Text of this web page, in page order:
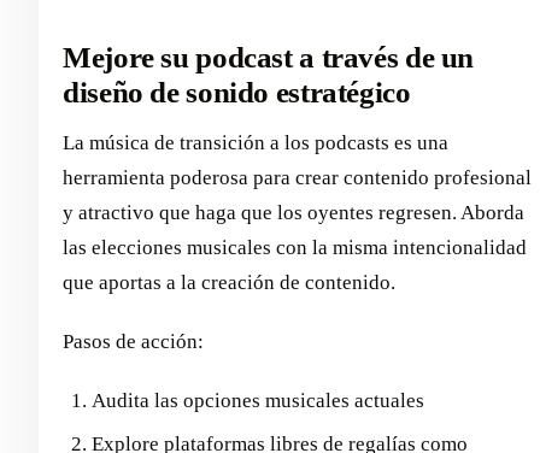
Mejore su podcast a través de un
diseño de sonido estratégico
La música de transición a los podcasts es una
herramienta poderosa para crear contenido profesional
y atractivo que haga que los oyentes regresen. Aborda
las elecciones musicales con la misma intencionalidad
que aportas a la creación de contenido.
Pasos de acción:
Audita las opciones musicales actuales
Explore plataformas libres de regalías como